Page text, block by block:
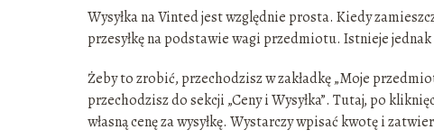
Wysyłka na Vinted jest względnie prosta. Kiedy
przesyłkę na podstawie wagi przedmiotu. Istnieje jednak
Żeby to zrobić, przechodzisz w zakładkę „Moje
przechodzisz do sekcji „Ceny i Wysyłka”. Tutaj, po
własną cenę za wysyłkę. Wystarczy wpisać kwotę i